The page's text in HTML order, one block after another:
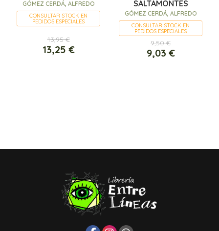
GÓMEZ CERDÁ, ALFREDO
CONSULTAR STOCK EN
PEDIDOS ESPECIALES
13,95 €
13,25 €
SALTAMONTES
GÓMEZ CERDÁ, ALFREDO
CONSULTAR STOCK EN
PEDIDOS ESPECIALES
9,50 €
9,03 €